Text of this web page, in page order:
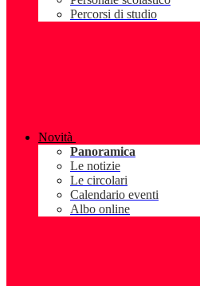
Percorsi di studio
Novità
Panoramica
Le notizie
Le circolari
Calendario eventi
Albo online